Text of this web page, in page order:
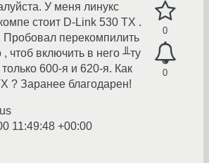
0
0
У меня линукс
стоит D-Link 530 TX .
Пробовал перекомпилить
чтоб включить в него ╨ту
600-я и 620-я. Как
? Заранее благодарен!
11:49:48 +00:00